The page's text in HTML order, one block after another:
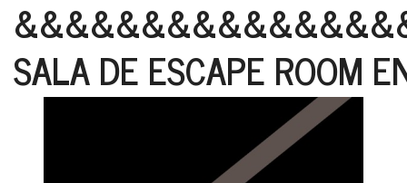
SALA DE ESCAPE ROOM